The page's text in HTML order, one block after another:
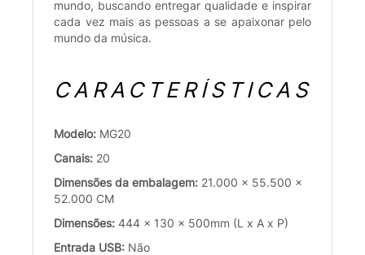
mundo, buscando entregar qualidade e inspirar
cada vez mais as pessoas a se apaixonar pelo
mundo da música.
CARACTERÍSTICAS
Modelo: MG20
Canais: 20
Dimensões da embalagem: 21.000 x 55.500 x
52.000 CM
Dimensões: 444 x 130 x 500mm (L x A x P)
Entrada USB: Não